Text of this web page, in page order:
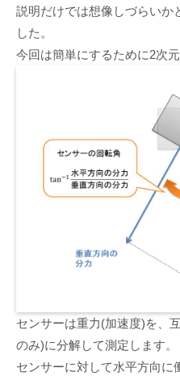
説明だけでは想像しづらいか
した。
今回は簡単にするために2次
センサーは重力(加速度)を、
のみ)に分解して測定します。
センサーに対して水平方向に